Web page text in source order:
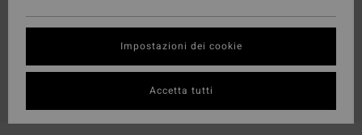
Impostazioni dei cookie
Accetta tutti